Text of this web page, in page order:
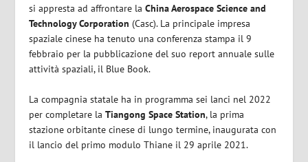
si appresta ad affrontare laChina Aerospace Science and
Technology Corporation (Casc). La principale impresa
spaziale cinese ha tenuto una conferenza stampa il 9
febbraio per la pubblicazione del suo report annuale sulle
attività spaziali, il Blue Book.
La compagnia statale ha in programma sei lanci nel 2022
per completare laTiangong Space Station, la prima
stazione orbitante cinese di lungo termine, inaugurata con
il lancio del primo modulo Thiane il 29 aprile 2021.